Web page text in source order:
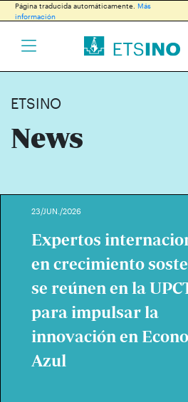
Página traducida automáticamente. Más
información
ETSINO
News
23/JUN./2026
Expertos
en crecimiento
se reúnen en la
para impulsar la
innovación en
Azul